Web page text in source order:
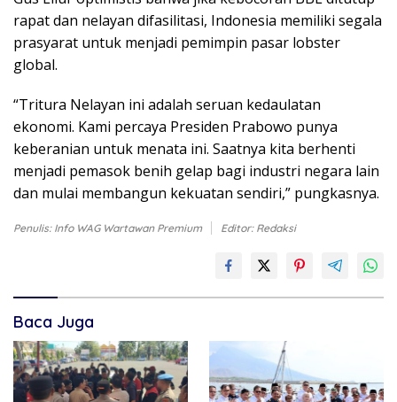
rapat dan nelayan difasilitasi, Indonesia memiliki segala
prasyarat untuk menjadi pemimpin pasar lobster
global.
“Tritura Nelayan ini adalah seruan kedaulatan
ekonomi. Kami percaya Presiden Prabowo punya
keberanian untuk menata ini. Saatnya kita berhenti
menjadi pemasok benih gelap bagi industri negara lain
dan mulai membangun kekuatan sendiri,” pungkasnya.
Penulis: Info WAG Wartawan Premium Editor: Redaksi
Baca Juga